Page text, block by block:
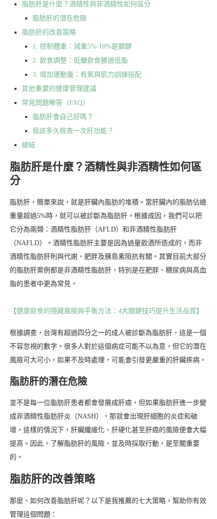
脂肪肝是什麼？酒精性與非酒精性如何區分
脂肪肝的潛在危險
脂肪肝的改善策略
1. 控制體重：減重5%-10%是關鍵
2. 飲食調整：低醣飲食勝過低脂
3. 增加運動量：有氧與肌力訓練搭配
其他重要的健康管理建議
常見問題解答（FAQ）
脂肪肝會自己好嗎？
我該多久檢查一次肝功能？
總結
脂肪肝是什麼？酒精性與非酒精性如何區
分
脂肪肝，簡單來說，就是肝臟內脂肪的堆積。當肝臟內的脂肪佔總
重量超過5%時，就可以被診斷為脂肪肝。根據成因，我們可以把
它分為兩類：酒精性脂肪肝（AFLD）和非酒精性脂肪肝
（NAFLD）。酒精性脂肪肝主要是因為過量飲酒所造成的，而非
酒精性脂肪肝則與代謝、肥胖及胰島素阻抗有關。其實目前大部分
的脂肪肝案例都是非酒精性脂肪肝，特別是在肥胖、糖尿病與高血
脂的患者中更為常見。
【健康飲食的隱藏風險與平衡方法：4大關鍵技巧提升生活品質】
根據調查，台灣有超過四分之一的成人被診斷為脂肪肝，這是一個
不容忽視的數字。很多人對於這個病症可能不以為意，但它的潛在
風險可大可小，如果不及時處理，可能會引發更嚴重的肝臟疾病。
脂肪肝的潛在危險
並不是每一位脂肪肝患者都會發展成肝癌，但如果脂肪肝進一步變
成非酒精性脂肪肝炎（NASH），那就會出現肝細胞的炎症和破
壞，這樣的情況下，肝臟纖維化、肝硬化甚至肝癌的風險便會大幅
提高。因此，了解脂肪肝的風險，並及時採取行動，是至關重要
的。
脂肪肝的改善策略
那麼，如何改善脂肪肝呢？以下是我推薦的七大策略，幫助你有效
管理這個問題：